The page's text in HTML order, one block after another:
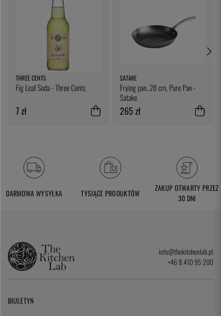
THREE CENTS
Fig Leaf Soda - Three Cents
7 zł
SATAKE
Frying pan, 28 cm, Pure Pan -
Satake
265 zł
DARMOWA WYSYŁKA TYSIĄCE PRODUKTÓW
ZAKUP OTWARTY PRZEZ
30 DNI
info@thekitchenlab.pl
+46 8 410 95 200
BIULETYN